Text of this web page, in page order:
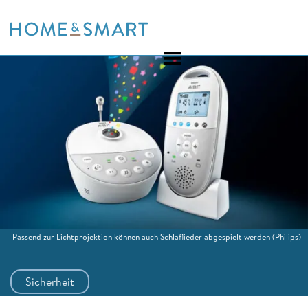
to
Sicherheit
Passend zur Lichtprojektion können auch Schlaflieder abgespielt werden(Philips)